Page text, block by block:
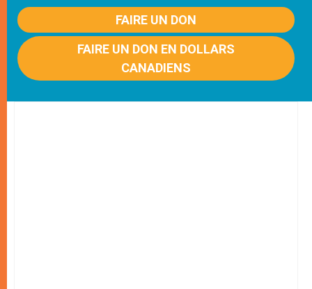
FAIRE UN DON
FAIRE UN DON EN DOLLARS
CANADIENS